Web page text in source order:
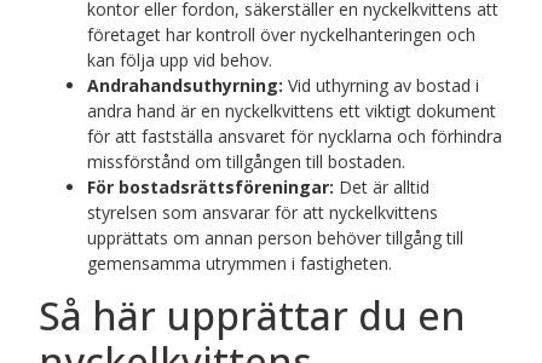
kontor eller fordon, säkerställer en nyckelkvittens att
företaget har kontroll över nyckelhanteringen och
kan följa upp vid behov.
Andrahandsuthyrning: Vid uthyrning av bostad i
andra hand är en nyckelkvittens ett viktigt dokument
för att fastställa ansvaret för nycklarna och förhindra
missförstånd om tillgången till bostaden.
För bostadsrättsföreningar: Det är alltid
styrelsen som ansvarar för att nyckelkvittens
upprättats om annan person behöver tillgång till
gemensamma utrymmen i fastigheten.
Så här upprättar du en